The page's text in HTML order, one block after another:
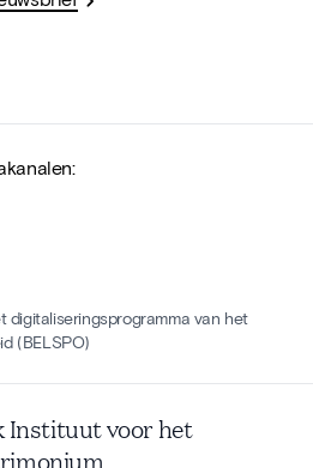
digitaliseringsprogramma van het
(BELSPO)
Instituut voor het